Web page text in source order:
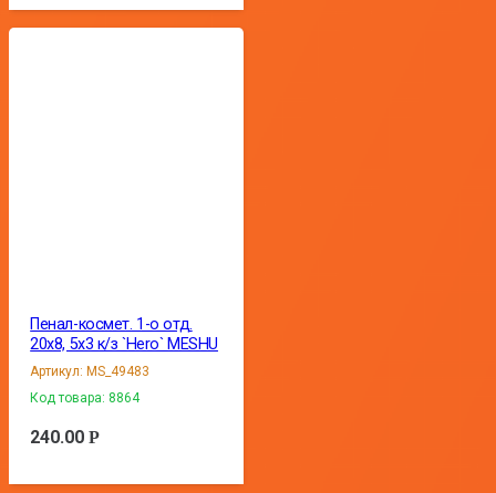
Пенал-космет. 1-о отд.
20х8, 5х3 к/з `Hero` MESHU
Артикул:MS_49483
Код товара: 8864
240.00Р